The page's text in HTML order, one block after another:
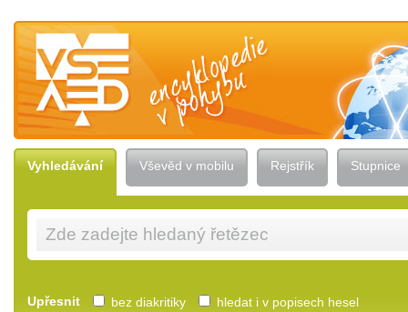
Vševěd — encyklopedie v pohybu
Vyhledávání Vševěd v mobilu Rejstřík Stupnice
Upřesnit bez diakritiky hledat i v popisech hesel